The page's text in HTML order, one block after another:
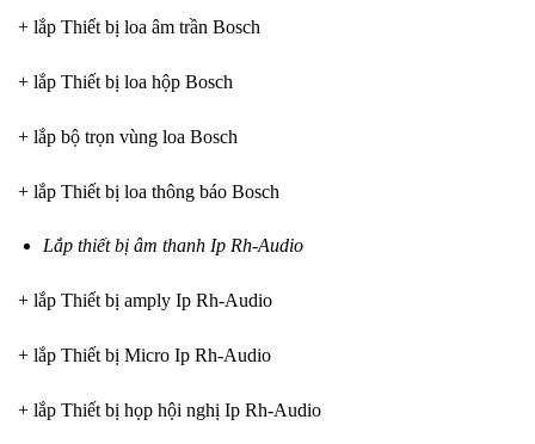
+ lắp Thiết bị loa âm trần Bosch
+ lắp Thiết bị loa hộp Bosch
+ lắp bộ trọn vùng loa Bosch
+ lắp Thiết bị loa thông báo Bosch
Lắp thiết bị âm thanh Ip Rh-Audio
+ lắp Thiết bị amply Ip Rh-Audio
+ lắp Thiết bị Micro Ip Rh-Audio
+ lắp Thiết bị họp hội nghị Ip Rh-Audio